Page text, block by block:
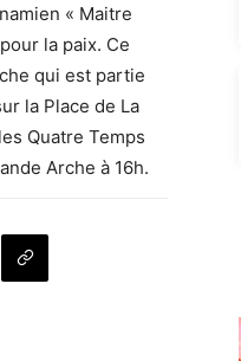
« Maitre
la paix. Ce
qui est partie
la Place de La
Quatre Temps
Arche à 16h.